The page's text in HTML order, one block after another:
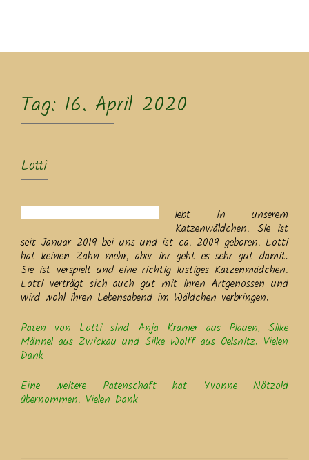
Tag: 16. April 2020
Lotti
lebt in unserem
Katzenwäldchen. Sie ist
seit Januar 2019 bei uns und ist ca. 2009 geboren. Lotti
hat keinen Zahn mehr, aber ihr geht es sehr gut damit.
Sie ist verspielt und eine richtig lustiges Katzenmädchen.
Lotti verträgt sich auch gut mit ihren Artgenossen und
wird wohl ihren Lebensabend im Wäldchen verbringen.
Paten von Lotti sind Anja Kramer aus Plauen, Silke
Männel aus Zwickau und Silke Wolff aus Oelsnitz. Vielen
Dank
Eine weitere Patenschaft hat Yvonne Nötzold
übernommen. Vielen Dank